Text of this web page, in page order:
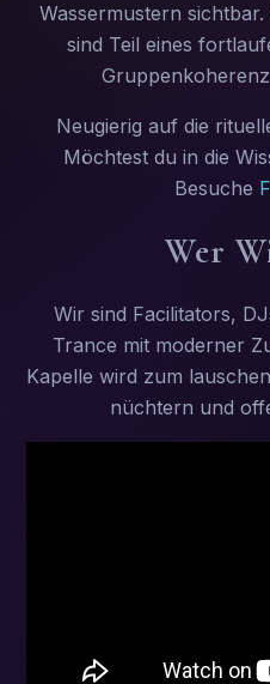
Wassermustern
sind Teil eines
Neugierig auf die
Möchtest du in die
Besuche
Wer
Wir sind Facilitators,
Trance mit moderner
Kapelle wird zum
nüchtern und